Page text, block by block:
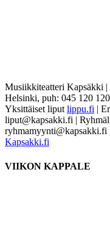
Musiikkiteatteri Kapsäkki |
Helsinki, puh: 045 120
Yksittäiset liput lippu.fi |
liput@kapsakki.fi |
ryhmamyynti@kapsakki.fi
Kapsakki.fi
VIIKON KAPPALE